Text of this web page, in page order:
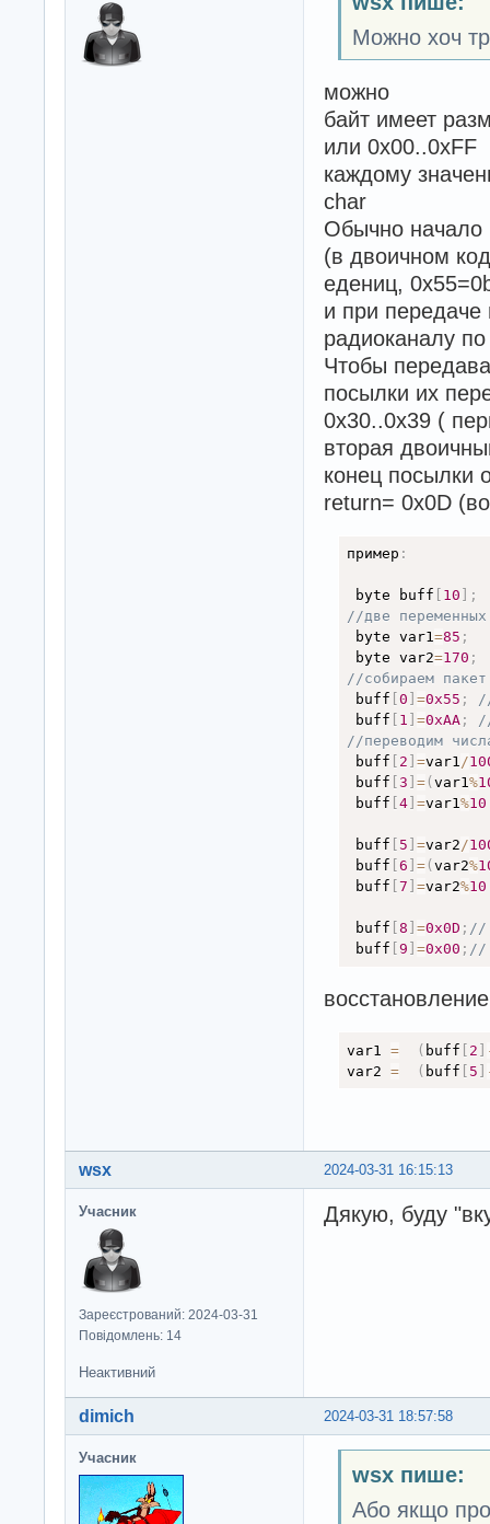
Можно хоч
можно
байт имеет
или 0x00..0xFF
каждому
char
Обычно начало
(в двоичном
едениц,
и при
радиоканалу
Чтобы
посылки их
0x30..0x39 (
вторая
конец посылки
return= 0x0D
пример :
byte buff 10
;
//две
byte var1=85 ;
byte var2=170 ;
//собираем
buff 0 =0x55 ;
buff
1 =0xAA;
//переводим
buff
2 =var1/
buff 3 =( var1%
buff 4] =var1%10
buff 5 =var2/
buff 6 =( var2%
buff 7 =var2%10
buff 8 =0x0D ; //
buff 9 =0x00 ; //
var1 = ( buff [ 2 ]
var2 = ( buff [ 5 ]
2024-03-31 16:15:13
wsx
Учасник
Зареєстрований: 2024-03-31
Повідомлень: 14
Дякую, буду
Неактивний
2024-03-31 18:57:58
dimich
Учасник
wsx пише:
Або якщо